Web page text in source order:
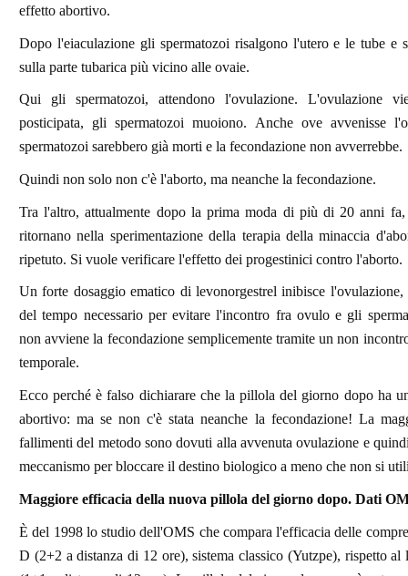
effetto abortivo.
Dopo l'eiaculazione gli spermatozoi risalgono l'utero e le tube e
sulla parte tubarica più vicino alle ovaie.
Qui gli spermatozoi, attendono l'ovulazione. L'ovulazione
posticipata, gli spermatozoi muoiono. Anche ove avvenisse
spermatozoi sarebbero già morti e la fecondazione non avverrebbe.
Quindi non solo non c'è l'aborto, ma neanche la fecondazione.
Tra l'altro, attualmente dopo la prima moda di più di 20 anni
ritornano nella sperimentazione della terapia della minaccia
ripetuto. Si vuole verificare l'effetto dei progestinici contro l'aborto.
Un forte dosaggio ematico di levonorgestrel inibisce l'ovulazione,
del tempo necessario per evitare l'incontro fra ovulo e gli
non avviene la fecondazione semplicemente tramite un non
temporale.
Ecco perché è falso dichiarare che la pillola del giorno dopo ha
abortivo: ma se non c'è stata neanche la fecondazione! La
fallimenti del metodo sono dovuti alla avvenuta ovulazione e
meccanismo per bloccare il destino biologico a meno che non si
Maggiore efficacia della nuova pillola del giorno dopo. Dati
È del 1998 lo studio dell'OMS che compara l'efficacia delle
D (2+2 a distanza di 12 ore), sistema classico (Yutzpe), rispetto al